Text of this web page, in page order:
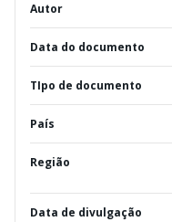
Autor
Data do documento
TIpo de documento
País
Região
Data de divulgação